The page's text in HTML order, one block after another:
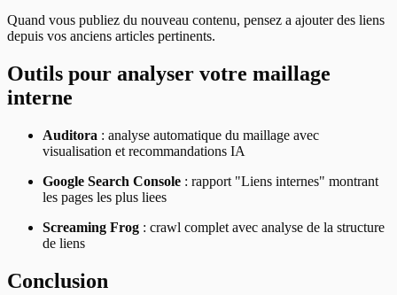
Quand vous publiez du nouveau contenu, pensez a ajouter des liens
depuis vos anciens articles pertinents.
Outils pour analyser votre maillage
interne
Auditora : analyse automatique du maillage avec
visualisation et recommandations IA
Google Search Console : rapport "Liens internes" montrant
les pages les plus liees
Screaming Frog : crawl complet avec analyse de la structure
de liens
Conclusion